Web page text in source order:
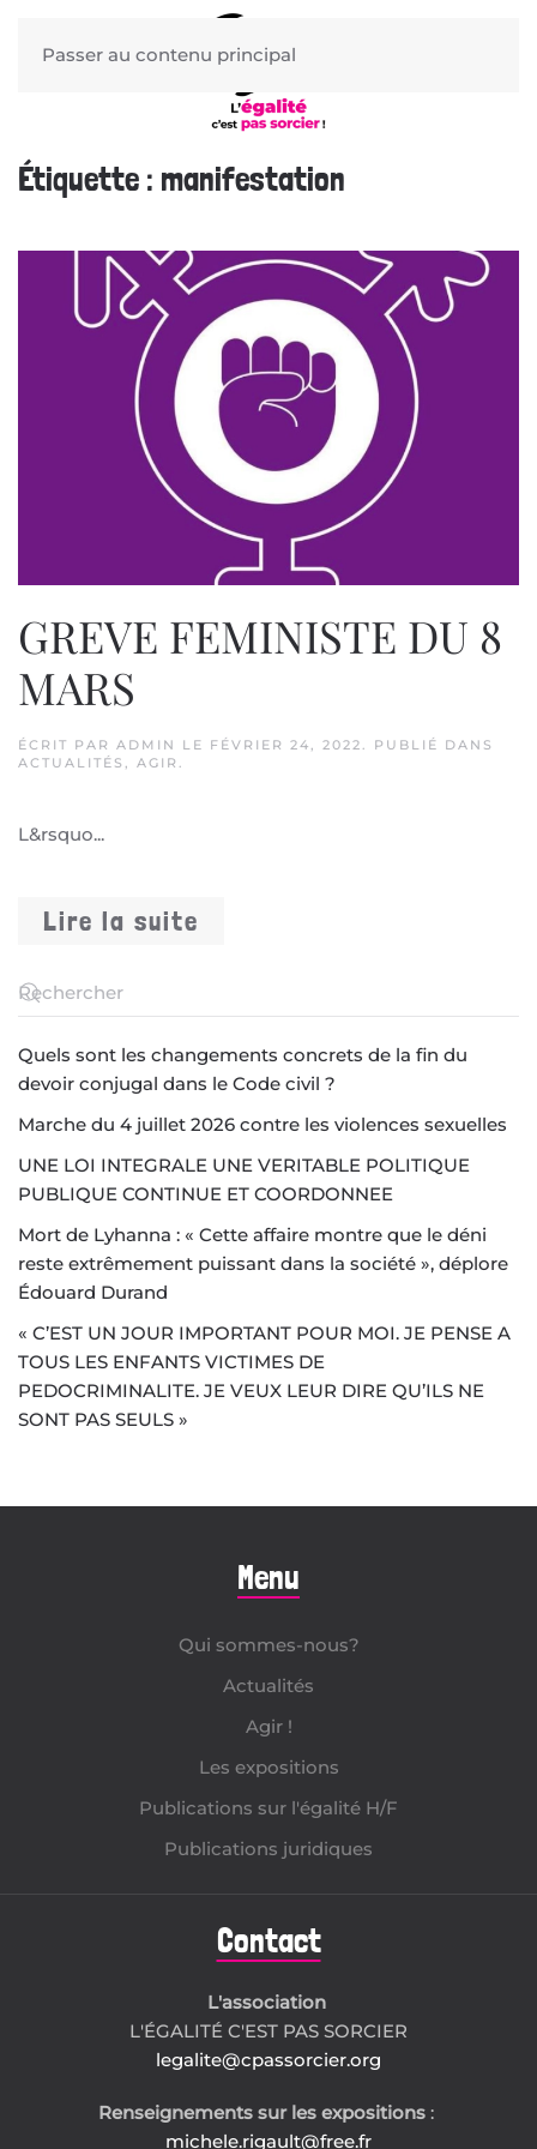
Passer au contenu principal
Étiquette : manifestation
GREVE FEMINISTE DU 8
MARS
ÉCRIT PAR ADMIN LE FÉVRIER 24, 2022
. PUBLIÉ DANS
ACTUALITÉS
AGIR
L&rsquo...
Lire la suite
Quels sont les changements concrets de la fin du
devoir conjugal dans le Code civil ?
Marche du 4 juillet 2026 contre les violences sexuelles
UNE LOI INTEGRALE UNE VERITABLE POLITIQUE
PUBLIQUE CONTINUE ET COORDONNEE
Mort de Lyhanna : « Cette affaire montre que le déni
reste extrêmement puissant dans la société », déplore
Édouard Durand
« C’EST UN JOUR IMPORTANT POUR MOI. JE PENSE A
TOUS LES ENFANTS VICTIMES DE
PEDOCRIMINALITE. JE VEUX LEUR DIRE QU’ILS NE
SONT PAS SEULS »
Menu
Qui sommes-nous?
Actualités
Agir !
Les expositions
Publications sur l'égalité H/F
Publications juridiques
Contact
L'association
L'ÉGALITÉ C'EST PAS SORCIER
legalite@cpassorcier.org
Renseignements sur les expositions :
michele.rigault@free.fr